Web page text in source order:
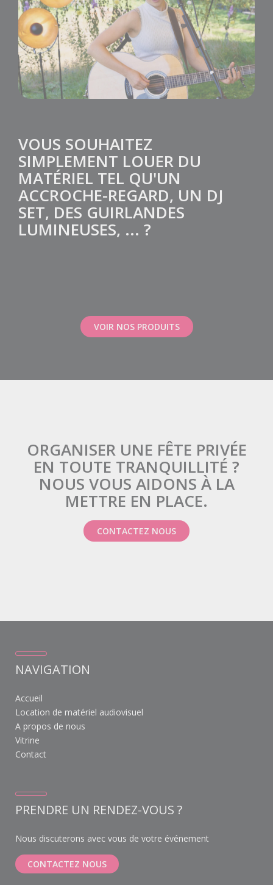
VOUS SOUHAITEZ
SIMPLEMENT LOUER DU
MATÉRIEL TEL QU'UN
ACCROCHE-REGARD, UN DJ
SET, DES GUIRLANDES
LUMINEUSES, ... ?
VOIR NOS PRODUITS
ORGANISER UNE FÊTE PRIVÉE
EN TOUTE TRANQUILLITÉ ?
NOUS VOUS AIDONS À LA
METTRE EN PLACE.
CONTACTEZ NOUS
NAVIGATION
Accueil
Location de matériel audiovisuel
A propos de nous
Vitrine
Contact
PRENDRE UN RENDEZ-VOUS ?
Nous discuterons avec vous de votre événement
CONTACTEZ NOUS